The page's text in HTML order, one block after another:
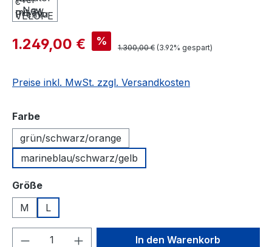
1.249,00 € %
1.300,00 € (3.92% gespart)
Preise inkl. MwSt. zzgl. Versandkosten
Farbeauswählen
grün/schwarz/orange
marineblau/schwarz/gelb
Größeauswählen
M
L
Produkt Anzahl: Gib denIn den Warenkorb